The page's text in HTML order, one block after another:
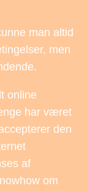
man altid
men
online
har været
den
af
om